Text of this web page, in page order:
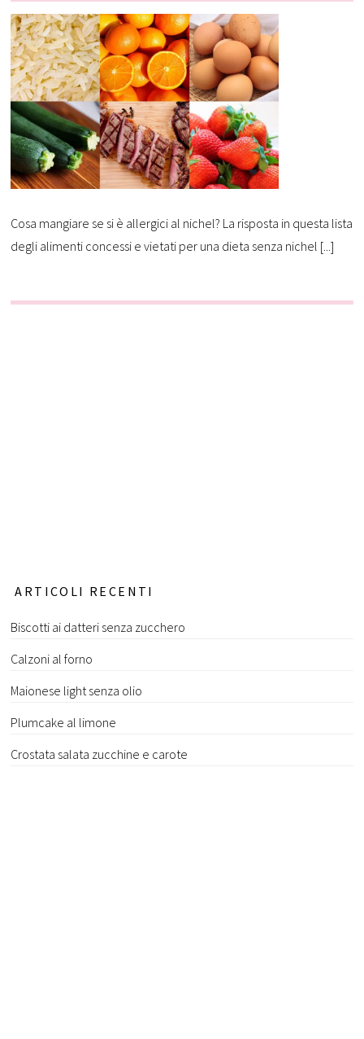
Cosa mangiare se si è allergici al nichel? La risposta in questa lista
degli alimenti concessi e vietati per una dieta senza nichel [...]
ARTICOLI RECENTI
Biscotti ai datteri senza zucchero
Calzoni al forno
Maionese light senza olio
Plumcake al limone
Crostata salata zucchine e carote